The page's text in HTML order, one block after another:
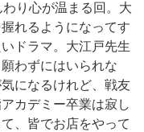
り心が温まる回。大
れるようになってす
ドラマ。大江戸先生
わずにはいられな
になるけれど、戦友
カデミー卒業は寂し
、皆でお店をやって